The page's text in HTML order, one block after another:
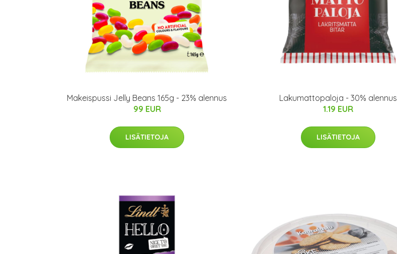
Makeispussi Jelly Beans 165g - 23% alennus
99 EUR
LISÄTIETOJA
Lakumattopaloja - 30% alennus
1.19 EUR
LISÄTIETOJA